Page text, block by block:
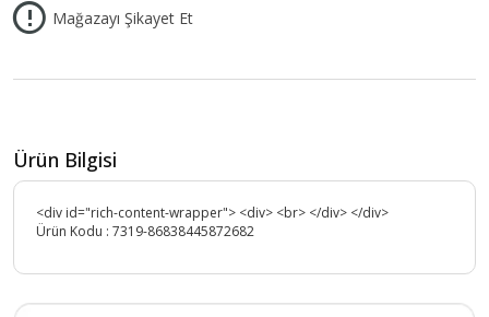
Mağazayı Şikayet Et
Ürün Bilgisi
<div id="rich-content-wrapper"> <div> <br> </div> </div>
Ürün Kodu : 7319-86838445872682